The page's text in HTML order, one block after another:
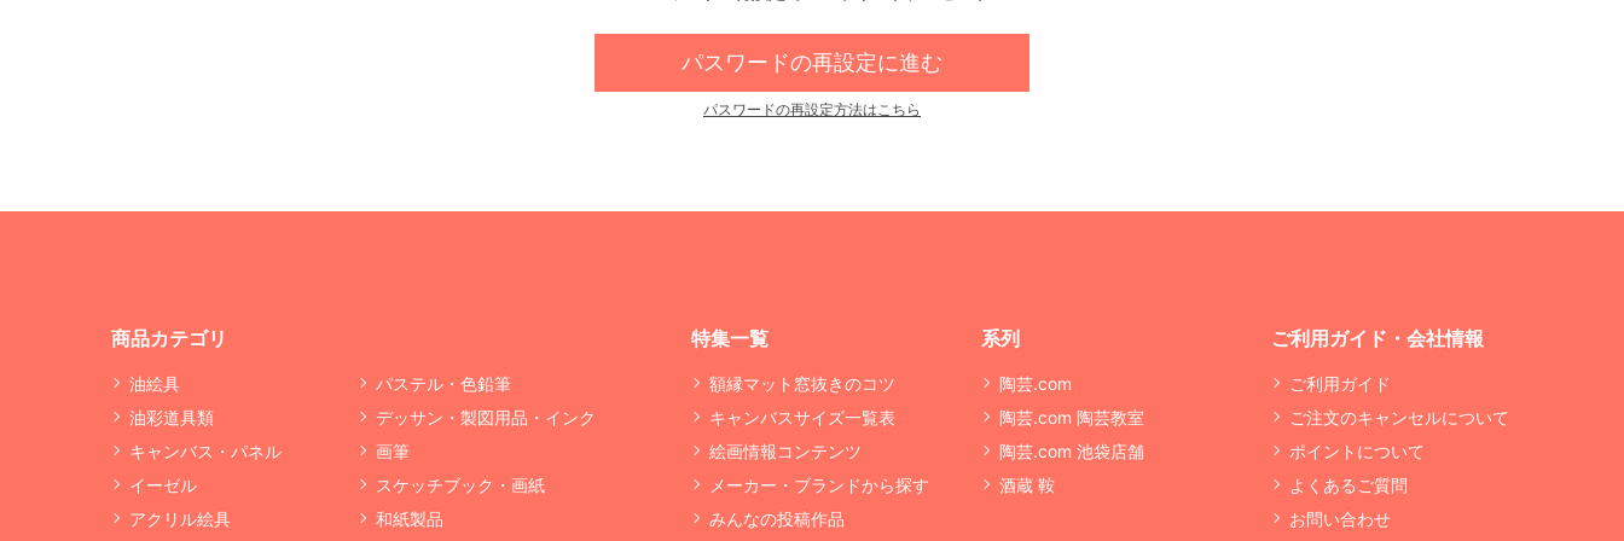
パスワードの再設定に進む
パスワードの再設定方法はこちら
商品カテゴリ
油絵具
油彩道具類
キャンバス・パネル
イーゼル
アクリル絵具
パステル・色鉛筆
デッサン・製図用品・インク
画筆
スケッチブック・画紙
和紙製品
特集一覧
額縁マット窓抜きのコツ
キャンバスサイズ一覧表
絵画情報コンテンツ
メーカー・ブランドから探す
みんなの投稿作品
系列
陶芸.com
陶芸.com 陶芸教室
陶芸.com 池袋店舗
酒蔵 鞍
ご利用ガイド・会社情報
ご利用ガイド
ご注文のキャンセルについて
ポイントについて
よくあるご質問
お問い合わせ